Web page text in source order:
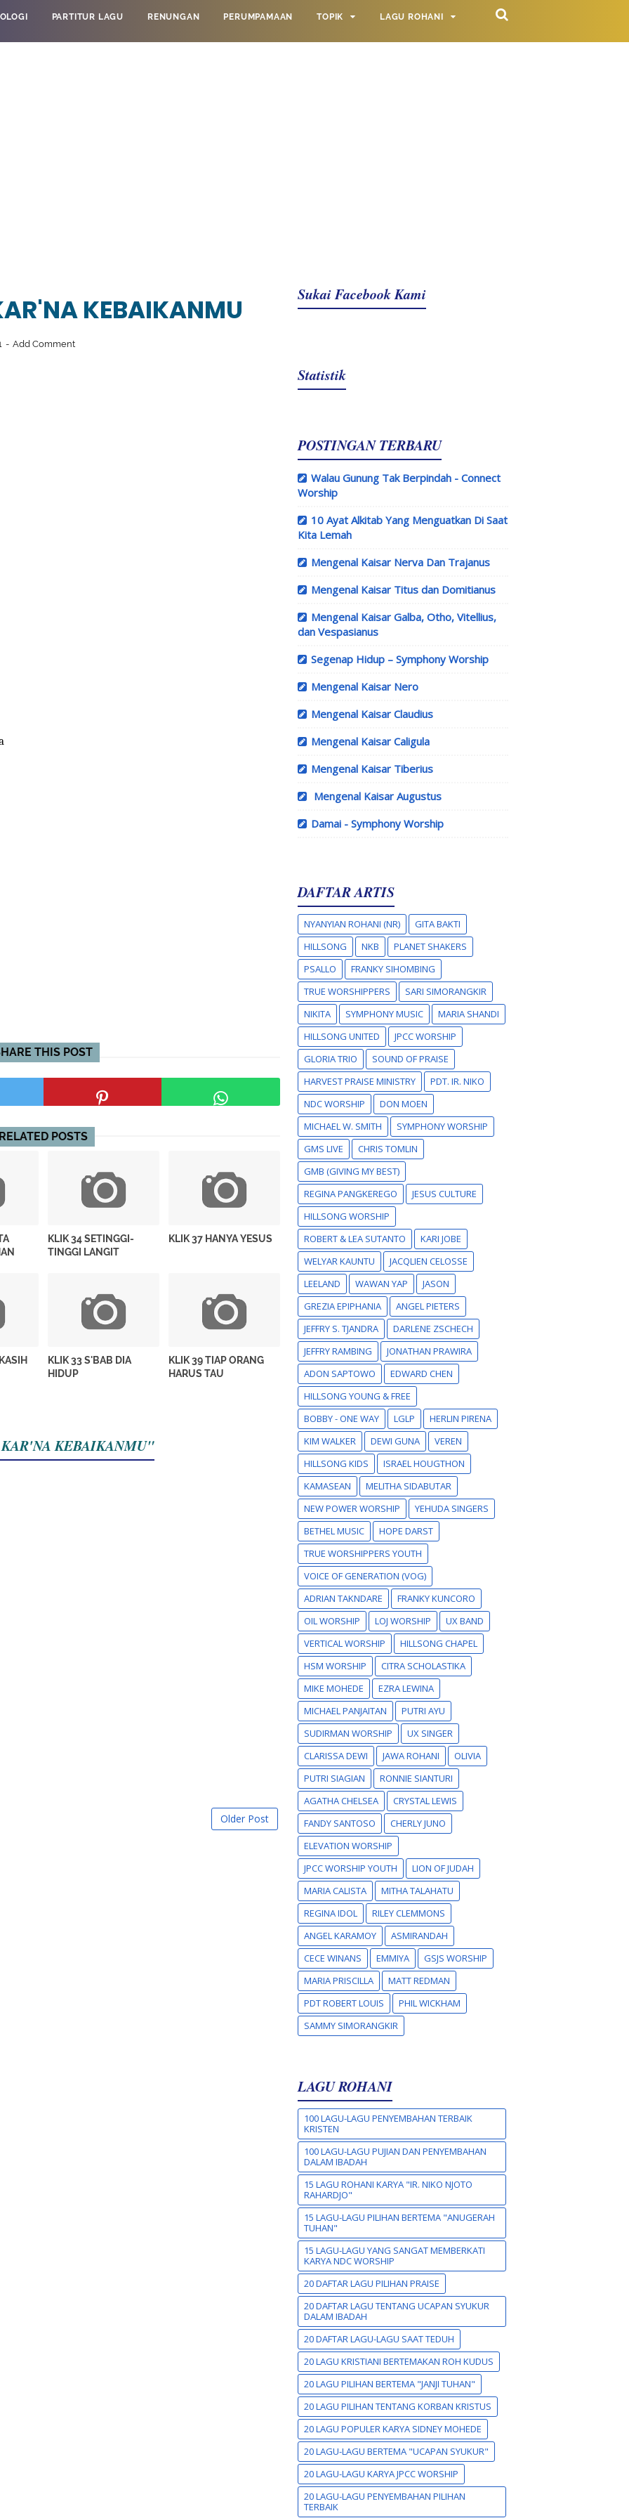
PARTITUR LAGU RENUNGAN PERUMPAMAAN TOPIK LAGU ROHANI
KEBAIKANMU
Add Comment
THIS POST
RELATED POSTS
KLIK 34 SETINGGI-
TINGGI LANGIT
KLIK 37 HANYA YESUS
KLIK 33 S'BAB DIA
HIDUP
KLIK 39 TIAP ORANG
HARUS TAU
KEBAIKANMU"
Older Post
Sukai Facebook Kami
Statistik
POSTINGAN TERBARU
Walau Gunung Tak Berpindah - Connect
Worship
10 Ayat Alkitab Yang Menguatkan Di Saat
Kita Lemah
Mengenal Kaisar Nerva Dan Trajanus
Mengenal Kaisar Titus dan Domitianus
Mengenal Kaisar Galba, Otho, Vitellius,
dan Vespasianus
Segenap Hidup – Symphony Worship
Mengenal Kaisar Nero
Mengenal Kaisar Claudius
Mengenal Kaisar Caligula
Mengenal Kaisar Tiberius
Mengenal Kaisar Augustus
Damai - Symphony Worship
DAFTAR ARTIS
NYANYIAN ROHANI (NR)
GITA BAKTI
HILLSONG
NKB
PLANET SHAKERS
PSALLO
FRANKY SIHOMBING
TRUE WORSHIPPERS
SARI SIMORANGKIR
NIKITA
SYMPHONY MUSIC
MARIA SHANDI
HILLSONG UNITED
JPCC WORSHIP
GLORIA TRIO
SOUND OF PRAISE
HARVEST PRAISE MINISTRY
PDT. IR. NIKO
NDC WORSHIP
DON MOEN
MICHAEL W. SMITH
SYMPHONY WORSHIP
GMS LIVE
CHRIS TOMLIN
GMB (GIVING MY BEST)
REGINA PANGKEREGO
JESUS CULTURE
HILLSONG WORSHIP
ROBERT & LEA SUTANTO
KARI JOBE
WELYAR KAUNTU
JACQLIEN CELOSSE
LEELAND
WAWAN YAP
JASON
GREZIA EPIPHANIA
ANGEL PIETERS
JEFFRY S. TJANDRA
DARLENE ZSCHECH
JEFFRY RAMBING
JONATHAN PRAWIRA
ADON SAPTOWO
EDWARD CHEN
HILLSONG YOUNG & FREE
BOBBY - ONE WAY
LGLP
HERLIN PIRENA
KIM WALKER
DEWI GUNA
VEREN
HILLSONG KIDS
ISRAEL HOUGTHON
KAMASEAN
MELITHA SIDABUTAR
NEW POWER WORSHIP
YEHUDA SINGERS
BETHEL MUSIC
HOPE DARST
TRUE WORSHIPPERS YOUTH
VOICE OF GENERATION (VOG)
ADRIAN TAKNDARE
FRANKY KUNCORO
OIL WORSHIP
LOJ WORSHIP
UX BAND
VERTICAL WORSHIP
HILLSONG CHAPEL
HSM WORSHIP
CITRA SCHOLASTIKA
MIKE MOHEDE
EZRA LEWINA
MICHAEL PANJAITAN
PUTRI AYU
SUDIRMAN WORSHIP
UX SINGER
CLARISSA DEWI
JAWA ROHANI
OLIVIA
PUTRI SIAGIAN
RONNIE SIANTURI
AGATHA CHELSEA
CRYSTAL LEWIS
FANDY SANTOSO
CHERLY JUNO
ELEVATION WORSHIP
JPCC WORSHIP YOUTH
LION OF JUDAH
MARIA CALISTA
MITHA TALAHATU
REGINA IDOL
RILEY CLEMMONS
ANGEL KARAMOY
ASMIRANDAH
CECE WINANS
EMMIYA
GSJS WORSHIP
MARIA PRISCILLA
MATT REDMAN
PDT ROBERT LOUIS
PHIL WICKHAM
SAMMY SIMORANGKIR
LAGU ROHANI
100 LAGU-LAGU PENYEMBAHAN TERBAIK
KRISTEN
100 LAGU-LAGU PUJIAN DAN PENYEMBAHAN
DALAM IBADAH
15 LAGU ROHANI KARYA "IR. NIKO NJOTO
RAHARDJO"
15 LAGU-LAGU PILIHAN BERTEMA "ANUGERAH
TUHAN"
15 LAGU-LAGU YANG SANGAT MEMBERKATI
KARYA NDC WORSHIP
20 DAFTAR LAGU PILIHAN PRAISE
20 DAFTAR LAGU TENTANG UCAPAN SYUKUR
DALAM IBADAH
20 DAFTAR LAGU-LAGU SAAT TEDUH
20 LAGU KRISTIANI BERTEMAKAN ROH KUDUS
20 LAGU PILIHAN BERTEMA "JANJI TUHAN"
20 LAGU PILIHAN TENTANG KORBAN KRISTUS
20 LAGU POPULER KARYA SIDNEY MOHEDE
20 LAGU-LAGU BERTEMA "UCAPAN SYUKUR"
20 LAGU-LAGU KARYA JPCC WORSHIP
20 LAGU-LAGU PENYEMBAHAN PILIHAN
TERBAIK